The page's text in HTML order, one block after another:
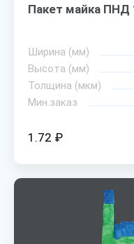
Пакет майка ПНД
Ширина (мм)
Высота (мм)
Толщина (мкм)
Мин.заказ
1.72 ₽